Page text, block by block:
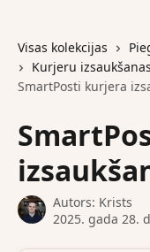
Visas kolekcijas
Kurjeru
SmartPosti kurjera
Autors: Krists
2025. gada 28.